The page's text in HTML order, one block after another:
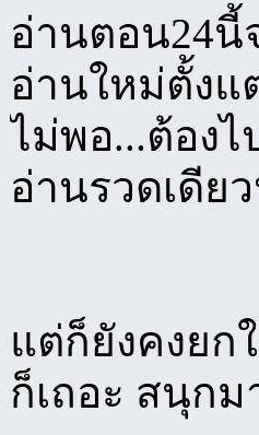
อ่านตอน24นี้
อ่านใหม่ตั้ง
ไม่พอ...ต้อง
อ่านรวดเดีย
แต่ก็ยังคงยก
ก็เถอะ สนุกม